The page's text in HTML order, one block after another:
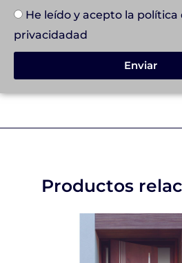
He leído y acepto la política
privacidadad
Enviar
Productos